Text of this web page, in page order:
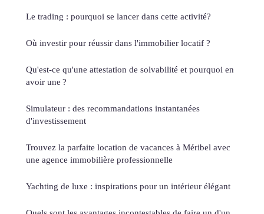
Le trading : pourquoi se lancer dans cette activité?
Où investir pour réussir dans l'immobilier locatif ?
Qu'est-ce qu'une attestation de solvabilité et pourquoi en
avoir une ?
Simulateur : des recommandations instantanées
d'investissement
Trouvez la parfaite location de vacances à Méribel avec
une agence immobilière professionnelle
Yachting de luxe : inspirations pour un intérieur élégant